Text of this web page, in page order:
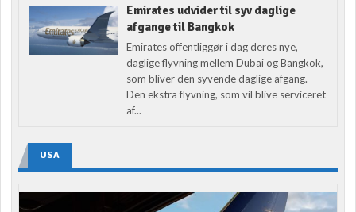
Emirates udvider til syv daglige
afgange til Bangkok
Emirates offentliggør i dag deres nye,
daglige flyvning mellem Dubai og Bangkok,
som bliver den syvende daglige afgang.
Den ekstra flyvning, som vil blive serviceret
af...
USA